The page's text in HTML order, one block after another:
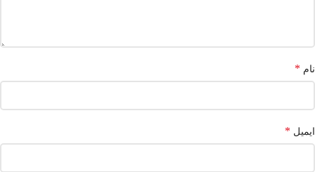
نام *
ایمیل *